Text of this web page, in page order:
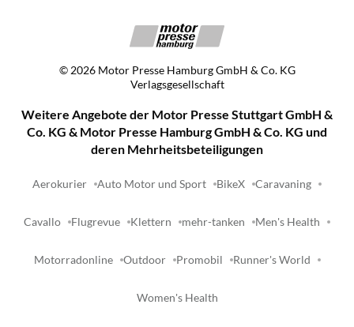
© 2026 Motor Presse Hamburg GmbH & Co. KG
Verlagsgesellschaft
Weitere Angebote der Motor Presse Stuttgart GmbH &
Co. KG & Motor Presse Hamburg GmbH & Co. KG und
deren Mehrheitsbeteiligungen
Aerokurier Auto Motor und Sport BikeX Caravaning
Cavallo Flugrevue Klettern mehr-tanken Men's Health
Motorradonline Outdoor Promobil Runner's World
Women's Health